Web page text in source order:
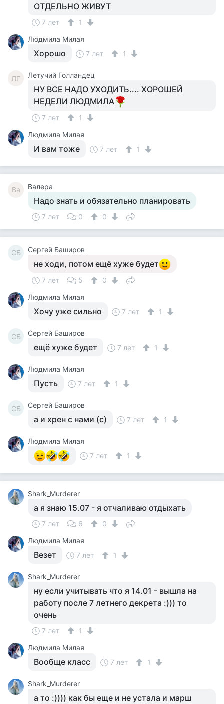
ОТДЕЛЬНО ЖИВУТ
7 лет
1
Людмила Милая
Хорошо 7 лет 1
ЛГ Летучий Голландец
НУ ВСЕ НАДО УХОДИТЬ.... ХОРОШЕЙ
НЕДЕЛИ ЛЮДМИЛА
7 лет
1
Людмила Милая
И вам тоже 7 лет 1
Ва Валера
Надо знать и обязательно планировать
7 лет 0 0
СБ Сергей Баширов
не ходи, потом ещё хуже будет
7 лет 5
0
Людмила Милая
Хочу уже сильно 7 лет 1
СБ Сергей Баширов
ещё хуже будет 7 лет 1
Людмила Милая
Пусть 7 лет 1
СБ Сергей Баширов
а и хрен с нами (с) 7 лет 1
Людмила Милая
7 лет
1
Shark_Murderer
а я знаю 15.07 - я отчаливаю отдыхать
7 лет 6
0
Людмила Милая
Везет 7 лет 1
Shark_Murderer
ну если учитывать что я 14.01 - вышла на
работу после 7 летнего декрета :))) то
очень
7 лет
1
Людмила Милая
Вообще класс 7 лет 1
Shark_Murderer
а то :)))) как бы еще и не устала и марш